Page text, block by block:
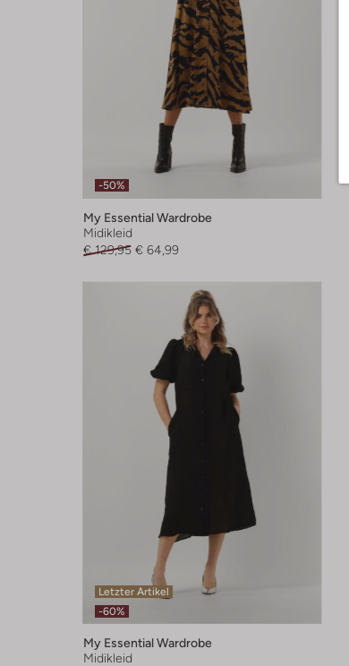
-50%
My Essential Wardrobe
Midikleid
€ 129,95 € 64,99
Letzter Artikel
-60%
My Essential Wardrobe
Midikleid